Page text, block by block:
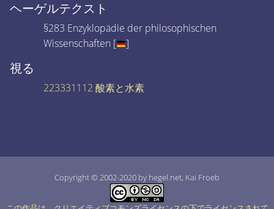
ヘーゲルテクスト
§283 Enzyklopädie der philosophischen
Wissenschaften [
]
視る
223331112 酸素と水素
Copyright © 2002-2020 by hegel.net, Kai Froeb